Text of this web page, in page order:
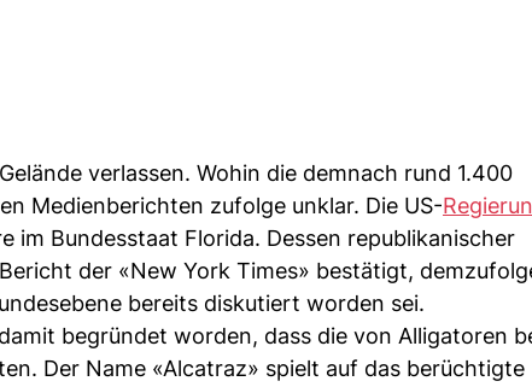
verlassen. Wohin die demnach rund 1.400
Medienberichten zufolge unklar. Die US-
im Bundesstaat Florida. Dessen republikanischer
der «New York Times» bestätigt,
bereits diskutiert worden sei.
damit begründet worden, dass die von Alligatoren
Der Name «Alcatraz» spielt auf das berüchtigte